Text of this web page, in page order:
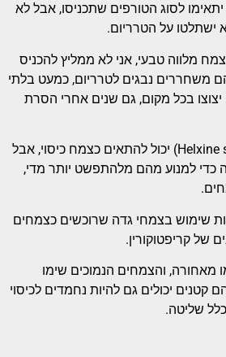
לסוג הטורפים שתכניסו, אבל לא
ישתלטו על הטרריום.
מלווה טבעי, אני לא ממליץ להכניס
משחררים נבגים לטרריום, כמעט בלתי
בכל מקום, גם שנים אחרי הסרת
“דמעות תינוק” (Helxine soleirolii) יכול להתאים כצמח כיסוי, אבל
כדי למנוע מהם מלהתפשט יותר מדי,
שימוש בצמחי גדה שרוכשים כצמחים
של קריפטוקורין.
מאחורה, והצמחים הנמוכים שימו
קטנים יכולים גם להיות נחמדים לכיסוי
שליטה.